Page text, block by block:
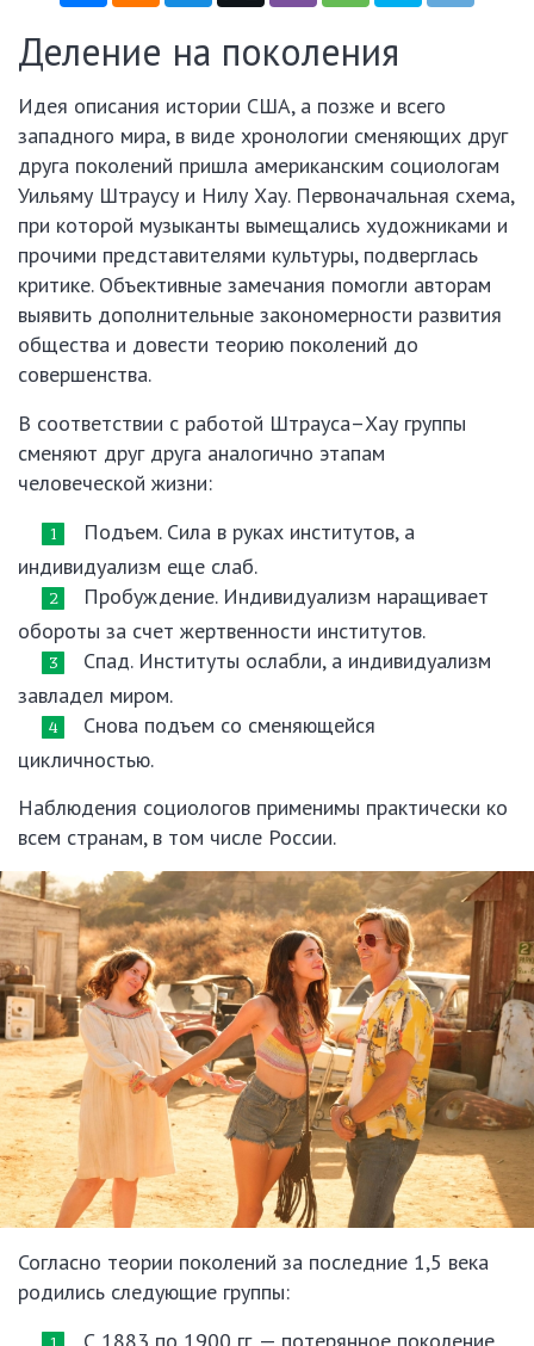
Деление на поколения
Идея описания истории США, а позже и всего
западного мира, в виде хронологии сменяющих друг
друга поколений пришла американским социологам
Уильяму Штраусу и Нилу Хау. Первоначальная схема,
при которой музыканты вымещались художниками и
прочими представителями культуры, подверглась
критике. Объективные замечания помогли авторам
выявить дополнительные закономерности развития
общества и довести теорию поколений до
совершенства.
В соответствии с работой Штрауса–Хау группы
сменяют друг друга аналогично этапам
человеческой жизни:
Подъем. Сила в руках институтов, а
индивидуализм еще слаб.
Пробуждение. Индивидуализм наращивает
обороты за счет жертвенности институтов.
Спад. Институты ослабли, а индивидуализм
завладел миром.
Снова подъем со сменяющейся
цикличностью.
Наблюдения социологов применимы практически ко
всем странам, в том числе России.
Согласно теории поколений за последние 1,5 века
родились следующие группы:
С 1883 по 1900 гг. — потерянное поколение.